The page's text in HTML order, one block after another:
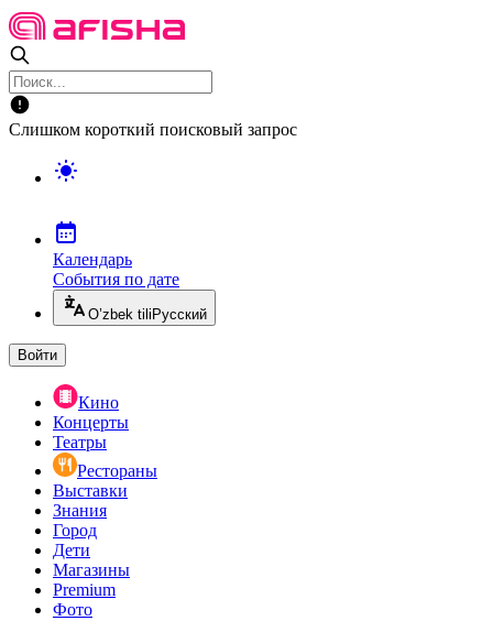
Слишком короткий поисковый запрос
Календарь
События по дате
O’zbek tili Русский
Войти
Кино
Концерты
Театры
Рестораны
Выставки
Знания
Город
Дети
Магазины
Premium
Фото